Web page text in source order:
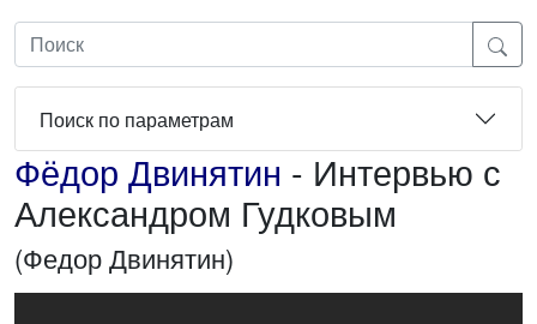
Поиск по параметрам
Фёдор Двинятин - Интервью с
Александром Гудковым
(Федор Двинятин)